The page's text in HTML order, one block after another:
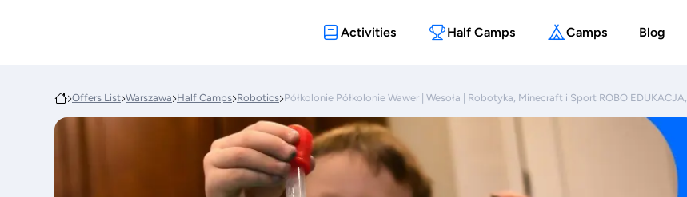
Activities Half Camps Camps Blog
Offers List Warszawa Half Camps Robotics Półkolonie Półkolonie Wawer | Wesoła | Robotyka, Minecraft i Sport ROBO EDUKACJA,